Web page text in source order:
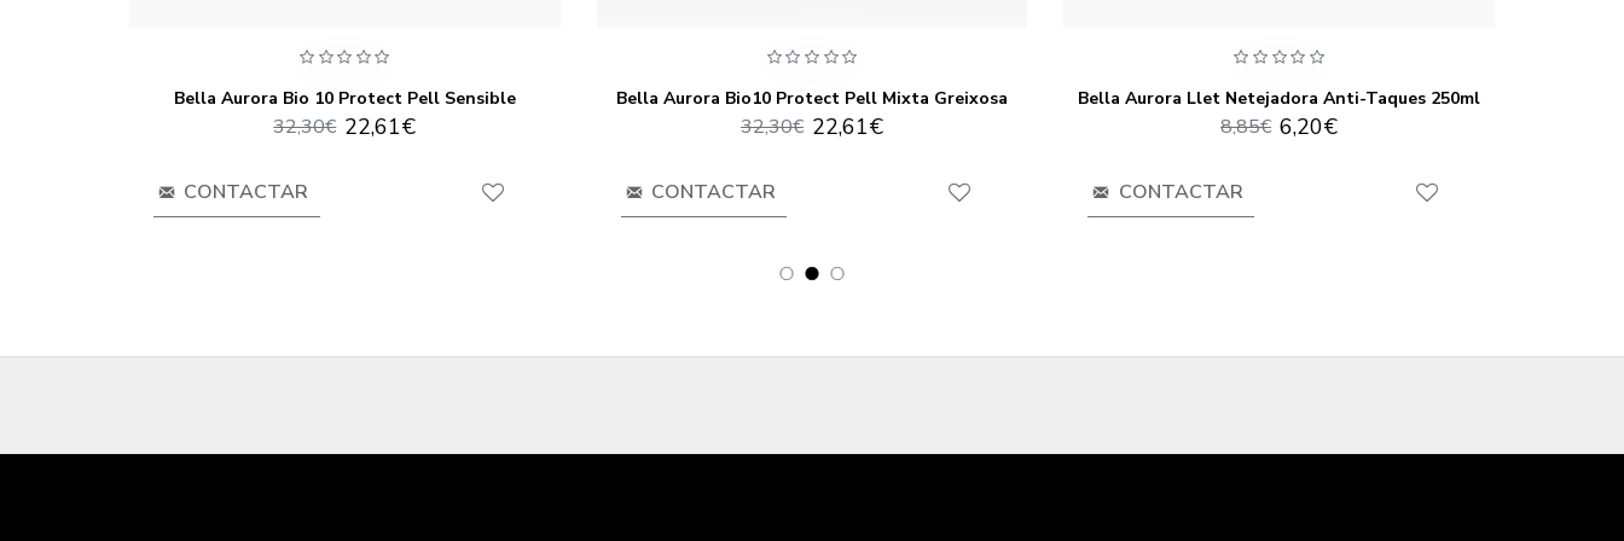
Bella Aurora Bio 10 Protect Pell Sensible
22,61€
32,30€
CONTACTAR
Bella Aurora Bio10 Protect Pell Mixta Greixosa
22,61€
32,30€
CONTACTAR
Bella Aurora Llet Netejadora Anti-Taques 250ml
6,20€
8,85€
CONTACTAR